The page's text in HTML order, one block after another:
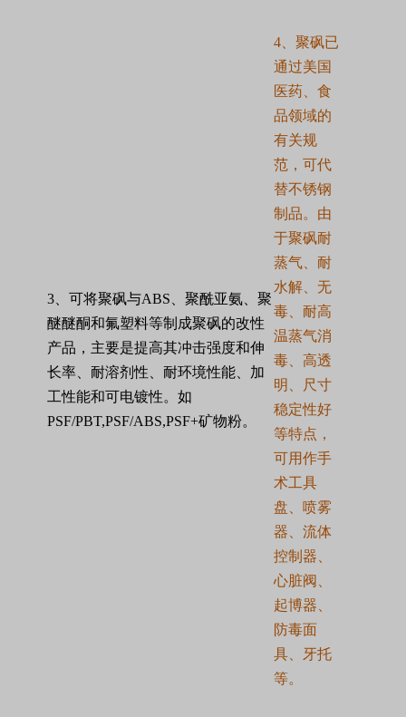
3 、可将聚砜与ABS 、聚酰亚氨、聚
醚醚酮和氟塑料等制成聚砜的改性
产品，主要是提高其冲击强度和伸
长率、耐溶剂性、耐环境性能、加
工性能和可电镀性。如
PSF/PBT,PSF/ABS,PSF+矿物粉。
4 、聚砜已
通过美国
医药、食
品领域的
有关规
范，可代
替不锈钢
制品。由
于聚砜耐
蒸气、耐
水解、无
毒、耐高
温蒸气消
毒、高透
明、尺寸
稳定性好
等特点，
可用作手
术工具
盘、喷雾
器、流体
控制器、
心脏阀、
起博器、
防毒面
具、牙托
等。